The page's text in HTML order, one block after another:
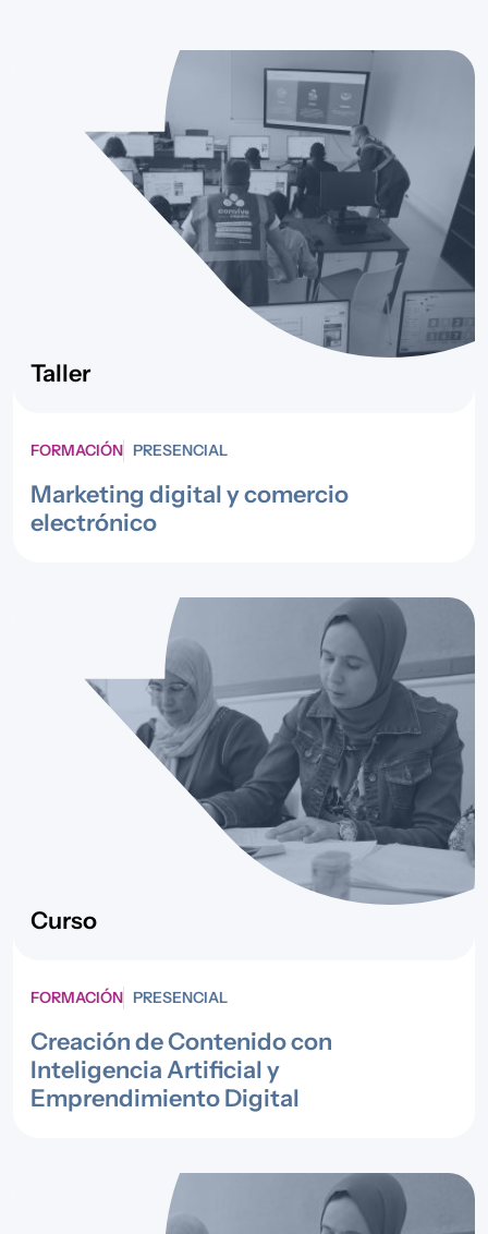
Taller
FORMACIÓN PRESENCIAL
Marketing digital y comercio
electrónico
Curso
FORMACIÓN PRESENCIAL
Creación de Contenido con
Inteligencia Artificial y
Emprendimiento Digital